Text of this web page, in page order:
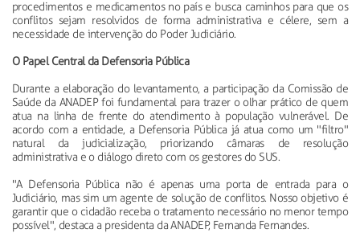
procedimentos e medicamentos no país e busca caminhos para que os
conflitos sejam resolvidos de forma administrativa e célere, sem a
necessidade de intervenção do Poder Judiciário.
O Papel Central da Defensoria Pública
Durante a elaboração do levantamento, a participação da Comissão de
Saúde da ANADEP foi fundamental para trazer o olhar prático de quem
atua na linha de frente do atendimento à população vulnerável. De
acordo com a entidade, a Defensoria Pública já atua como um "filtro"
natural da judicialização, priorizando câmaras de resolução
administrativa e o diálogo direto com os gestores do SUS.
"A Defensoria Pública não é apenas uma porta de entrada para o
Judiciário, mas sim um agente de solução de conflitos. Nosso objetivo é
garantir que o cidadão receba o tratamento necessário no menor tempo
possível", destaca a presidenta da ANADEP, Fernanda Fernandes.